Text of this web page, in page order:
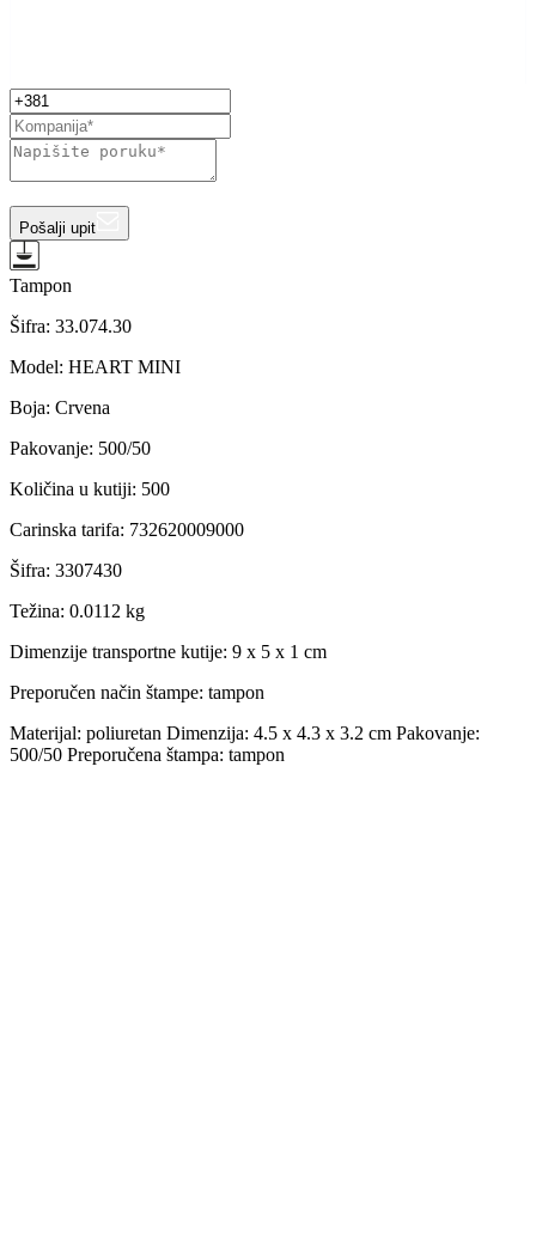
Pošalji upit
Tampon
Šifra: 33.074.30
Model: HEART MINI
Boja: Crvena
Pakovanje: 500/50
Količina u kutiji: 500
Carinska tarifa: 732620009000
Šifra: 3307430
Težina: 0.0112 kg
Dimenzije transportne kutije: 9 x 5 x 1 cm
Preporučen način štampe: tampon
Materijal: poliuretan Dimenzija: 4.5 x 4.3 x 3.2 cm Pakovanje:
500/50 Preporučena štampa: tampon